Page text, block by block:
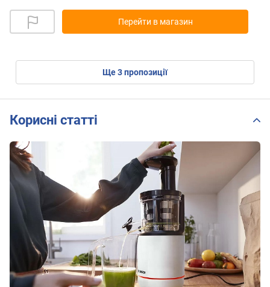
Перейти в магазин
ще3пропозиції
Корисні статті